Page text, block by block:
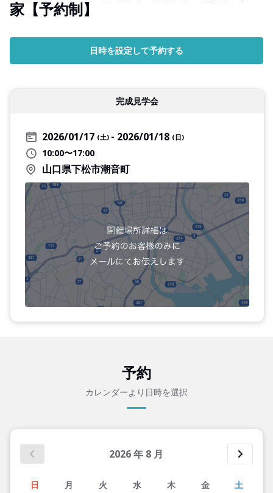
家【予約制】
日時を設定して予約する
完成見学会
2026/01/17 (土) 2026/01/18 (日)
10:00〜17:00
山口県下松市潮音町
予約
カレンダーより日時を選択
2026年 8 月
日 月 火 水 木 金 土